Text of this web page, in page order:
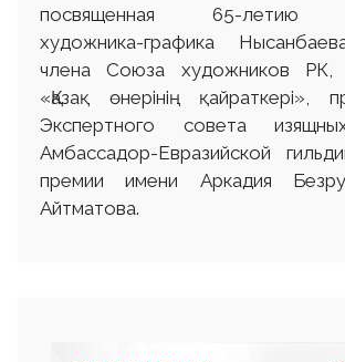
посвященная 65-летию
художника-графика
члена Союза художников РК,
«Қазақ өнерінің қайраткері»,
Экспертного совета
Амбассадор-Евразийской
премии имени Аркадия
Айтматова.